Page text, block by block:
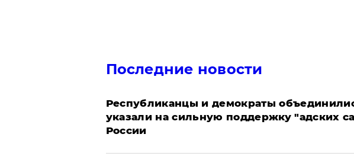
Последние новости
Республиканцы и демократы
указали на сильную поддержку "адских
России